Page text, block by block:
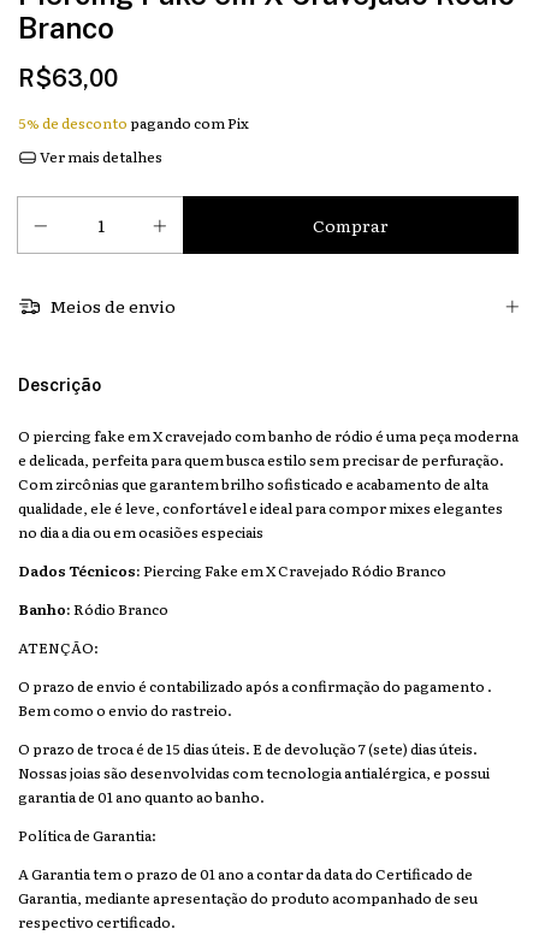
Branco
R$63,00
5% de desconto pagando com Pix
Ver mais detalhes
Meios de envio
Descrição
O piercing fake em X cravejado com banho de ródio é uma peça moderna
e delicada, perfeita para quem busca estilo sem precisar de perfuração.
Com zircônias que garantem brilho sofisticado e acabamento de alta
qualidade, ele é leve, confortável e ideal para compor mixes elegantes
no dia a dia ou em ocasiões especiais
Dados Técnicos:Piercing Fake em X Cravejado Ródio Branco
Banho:Ródio Branco
ATENÇÃO:
O prazo de envio é contabilizado após a confirmação do pagamento .
Bem como o envio do rastreio.
O prazo de troca é de 15 dias úteis. E de devolução 7 (sete) dias úteis.
Nossas joias são desenvolvidas com tecnologia antialérgica, e possui
garantia de 01 ano quanto ao banho.
Política de Garantia:
A Garantia tem o prazo de 01 ano a contar da data do Certificado de
Garantia, mediante apresentação do produto acompanhado de seu
respectivo certificado.